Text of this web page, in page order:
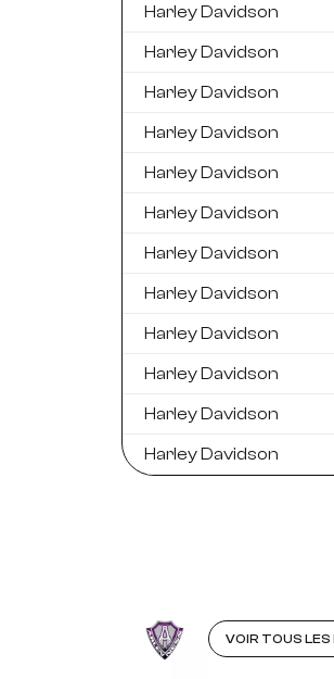
Harley Davidson
Harley Davidson
Harley Davidson
Harley Davidson
Harley Davidson
Harley Davidson
Harley Davidson
Harley Davidson
Harley Davidson
Harley Davidson
Harley Davidson
Harley Davidson
VOIR TOUS LES